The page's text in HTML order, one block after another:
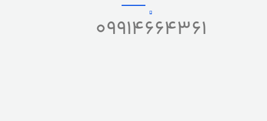
09914664361